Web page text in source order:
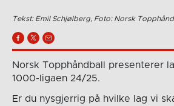
Tekst: Emil Schjølberg, Foto: Norsk
Norsk Topphåndball presenterer
1000-ligaen 24/25.
Er du nysgjerrig på hvilke lag vi